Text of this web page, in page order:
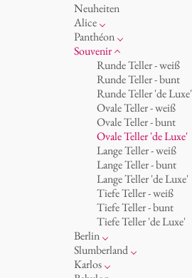
Neuheiten
Alice
Porzellan
Ozean
Tassen 'Glam' weiß
Tassen - weiß
Tassen 'Glam'
Tassen 'de Luxe'
Becher
Becher 'de Luxe'
Schalen
Milchkännchen
Panthéon
Persönlichkeiten
Schriftsteller
Schauspieler
Künstler
Mode
Koch
Königlich
Humor
klassische Musiker
zeitgenössische Musiker
Souvenir
Runde Teller - weiß
Runde Teller - bunt
Runde Teller 'de Luxe'
Ovale Teller - weiß
Ovale Teller - bunt
Ovale Teller 'de Luxe'
Lange Teller - weiß
Lange Teller - bunt
Lange Teller 'de Luxe'
Tiefe Teller - weiß
Tiefe Teller - bunt
Tiefe Teller 'de Luxe'
Berlin
Noël
Tassen
Slumberland
Kuchenteller
Karlos